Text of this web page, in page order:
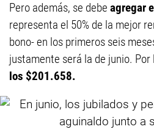
Pero además, se debe agregar
representa el 50% de la mejor
bono- en los primeros seis
justamente será la de junio. Por
los $201.658.